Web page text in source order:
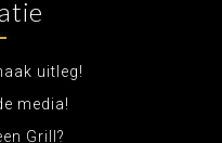
uitleg!
media!
Grill?